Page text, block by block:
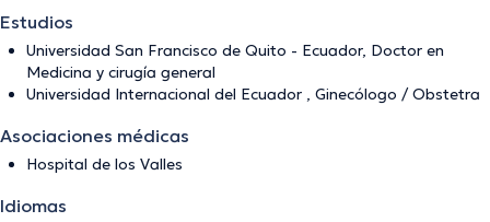
Estudios
Universidad San Francisco de Quito - Ecuador, Doctor en
Medicina y cirugía general
Universidad Internacional del Ecuador , Ginecólogo / Obstetra
Asociaciones médicas
Hospital de los Valles
Idiomas